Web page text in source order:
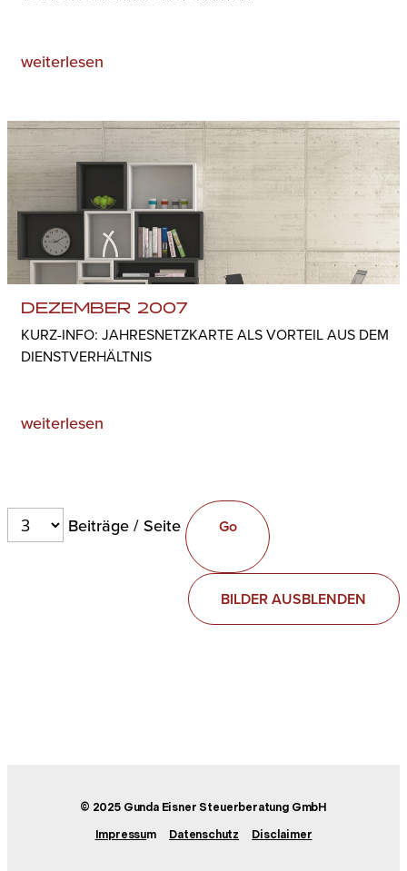
weiterlesen
DEZEMBER 2007
KURZ-INFO: JAHRESNETZKARTE ALS VORTEIL AUS DEM
DIENSTVERHÄLTNIS
weiterlesen
Beiträge / Seite
BILDER AUSBLENDEN
© 2025 Gunda Eisner Steuerberatung GmbH
Impressum Datenschutz Disclaimer